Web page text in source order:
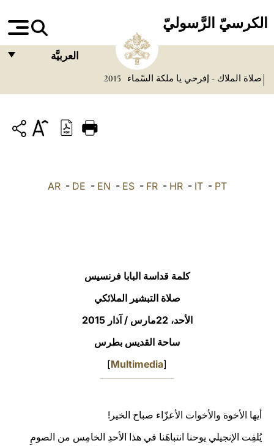
الكرسيّ الرَّسوليّ
العربيَّة
ITALIANO
صلاة الملاك - إفرحي يا ملكة السّماء 2015
AR- DE - EN - ES- FR- HR- IT- PT
كلمة قداسة البابا فرنسيس
صلاة التبشير الملائكي
الأحد، 22مارس / آذار 2015
ساحة القديس بطرس
[
Multimedia
]
أيها الأخوة والأخوات الأعزّاء صباح الخير!
يُلفِت الإنجيلي يوحنا انتباهَنا في هذا الأحدِ الخامِس من الصومِ